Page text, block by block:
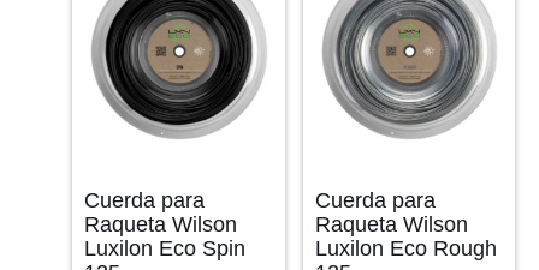
Cuerda para
Raqueta Wilson
Luxilon Eco Spin
Cuerda para
Raqueta Wilson
Luxilon Eco Rough